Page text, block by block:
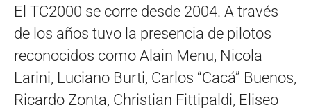
El TC2000 se corre desde 2004. A través
de los años tuvo la presencia de pilotos
reconocidos como Alain Menu, Nicola
Larini, Luciano Burti, Carlos “Cacá” Buenos,
Ricardo Zonta, Christian Fittipaldi, Eliseo